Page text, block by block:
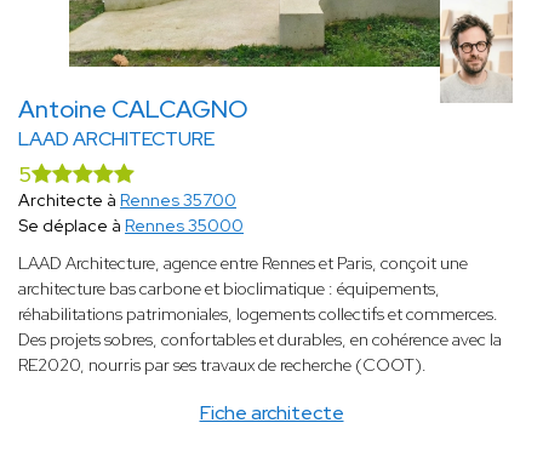
Antoine CALCAGNO
LAAD ARCHITECTURE
Fiche architecte
5
Architecte à Rennes 35700
Se déplace à Rennes 35000
LAAD Architecture, agence entre Rennes et Paris, conçoit une
architecture bas carbone et bioclimatique : équipements,
réhabilitations patrimoniales, logements collectifs et commerces.
Des projets sobres, confortables et durables, en cohérence avec la
RE2020, nourris par ses travaux de recherche (COOT).